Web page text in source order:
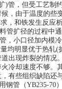
管，但受工艺
由于温度的
和铁发生反
扩径的过程中
小口径加内模
均明显优于热
出现炸裂的情
却速度不够
些组织缺陷
管（YB235-